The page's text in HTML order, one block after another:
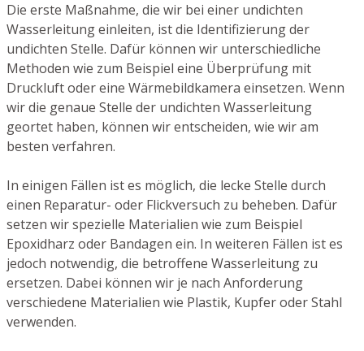
Die erste Maßnahme, die wir bei einer undichten
Wasserleitung einleiten, ist die Identifizierung der
undichten Stelle. Dafür können wir unterschiedliche
Methoden wie zum Beispiel eine Überprüfung mit
Druckluft oder eine Wärmebildkamera einsetzen. Wenn
wir die genaue Stelle der undichten Wasserleitung
geortet haben, können wir entscheiden, wie wir am
besten verfahren.
In einigen Fällen ist es möglich, die lecke Stelle durch
einen Reparatur- oder Flickversuch zu beheben. Dafür
setzen wir spezielle Materialien wie zum Beispiel
Epoxidharz oder Bandagen ein. In weiteren Fällen ist es
jedoch notwendig, die betroffene Wasserleitung zu
ersetzen. Dabei können wir je nach Anforderung
verschiedene Materialien wie Plastik, Kupfer oder Stahl
verwenden.